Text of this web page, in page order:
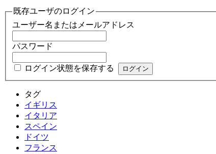
既存ユーザのログイン
ユーザー名またはメールアドレス
パスワード
ログイン状態を保存する
タグ
イギリス
イタリア
スペイン
ドイツ
フランス